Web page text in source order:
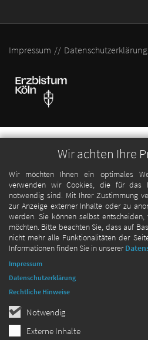
Wir achten Ihre
Wir möchten Ihnen ein optimales
verwenden wir Cookies, die für das
notwendig sind. Mit Ihrer Zustimmung
zur Anzeige externer Inhalte oder zu
werden. Sie können selbst
möchten. Bitte beachten Sie, dass auf
nicht mehr alle Funktionalitäten der
Informationen finden Sie in unserer
Notwendig
Externe Inhalte
Impressum
Datenschutzerklärung
Rechtliche Hinweise
Impressum Datenschutzerklärung